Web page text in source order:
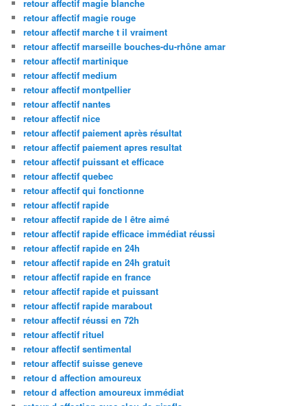
retour affectif magie blanche
retour affectif magie rouge
retour affectif marche t il vraiment
retour affectif marseille bouches-du-rhône amar
retour affectif martinique
retour affectif medium
retour affectif montpellier
retour affectif nantes
retour affectif nice
retour affectif paiement après résultat
retour affectif paiement apres resultat
retour affectif puissant et efficace
retour affectif quebec
retour affectif qui fonctionne
retour affectif rapide
retour affectif rapide de l être aimé
retour affectif rapide efficace immédiat réussi
retour affectif rapide en 24h
retour affectif rapide en 24h gratuit
retour affectif rapide en france
retour affectif rapide et puissant
retour affectif rapide marabout
retour affectif réussi en 72h
retour affectif rituel
retour affectif sentimental
retour affectif suisse geneve
retour d affection amoureux
retour d affection amoureux immédiat